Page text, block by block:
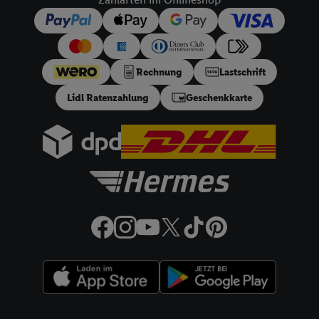
Rechnung Lastschrift
Lidl Ratenzahlung Geschenkkarte
Sofern Sie hier Ihre Zustimmung dazu erteilen und danach ein
Lidl Plus-Konto erstellen bzw. sich in Ihr bestehendes Lidl
Plus-Konto einloggen, kann darüber hinaus auch Ihre dort
angegebene E-Mail-Adresse von uns in gemeinsamer
Verantwortlichkeit mit einem der oben genannten Partner
verwendet werden, um daraus eine spezielle Online-Kennung
zu erstellen (die sogenannte EUID), die wir sodann ähnlich wie
die sogleich beschriebene Utiq-Kennung verwenden können,
um Sie in von Dritten betriebenen Diensten zu erkennen und
Ihnen personalisierte Werbung auszuspielen. Hierzu wird von
uns und einem der anderen oben genannten Partner auch Ihre
gemeinsamer Verantwortlichkeit verarbeitet.
Zudem erlauben Sie uns, der Utiq SA/NV („Utiq“) und
IhremTelekommunikationsnetzbetreiber, die Utiq-Technologie
in den Lidl-Diensten einzusetzen. Utiq prüft zunächst anhand
Ihrer IP-Adresse, ob die Technologie für Sie verfügbar ist.